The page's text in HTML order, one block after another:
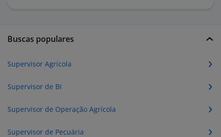
Buscas populares
Supervisor Agrícola
Supervisor de BI
Supervisor de Operação Agrícola
Supervisor de Pecuária